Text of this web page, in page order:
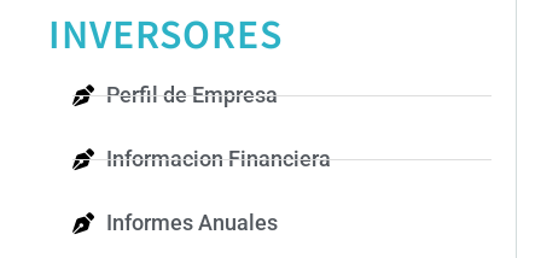
INVERSORES
Perfil de Empresa
Informacion Financiera
Informes Anuales